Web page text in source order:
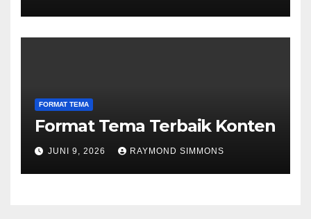
FORMAT TEMA
Format Tema Terbaik Konten
JUNI 9, 2026 RAYMOND SIMMONS